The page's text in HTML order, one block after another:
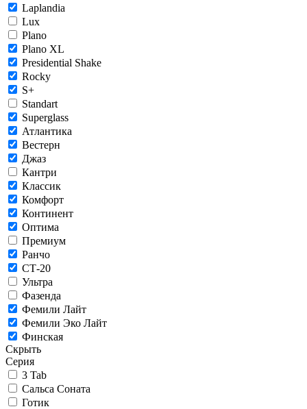
Laplandia
Lux
Plano
Plano XL
Presidential Shake
Rocky
S+
Standart
Superglass
Атлантика
Вестерн
Джаз
Кантри
Классик
Комфорт
Континент
Оптима
Премиум
Ранчо
СТ-20
Ультра
Фазенда
Фемили Лайт
Фемили Эко Лайт
Финская
Скрыть
Серия
3 Tab
Сальса Соната
Готик